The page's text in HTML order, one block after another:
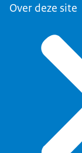
Over deze site